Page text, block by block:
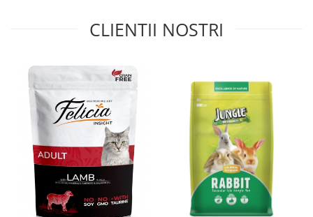
CLIENTII NOSTRI